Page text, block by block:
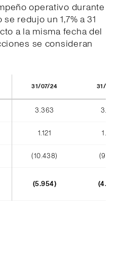
operativo durante
redujo un 1,7% a 31
a la misma fecha del
se consideran
31/07/24 31/07/
3.363 3.420
1.121 1.012
(10.438)
(5.954)